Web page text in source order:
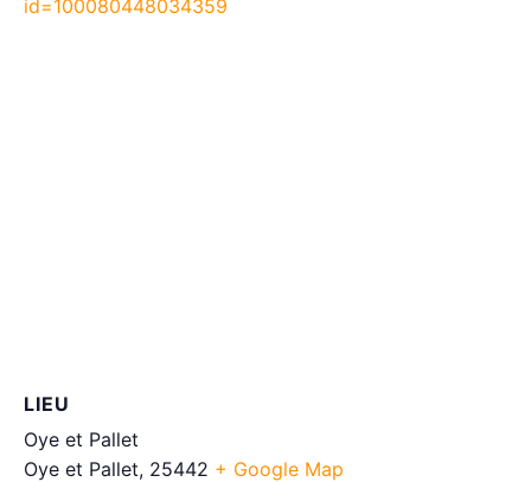
id=100080448034359
LIEU
Oye et Pallet
Oye et Pallet, 25442 + Google Map